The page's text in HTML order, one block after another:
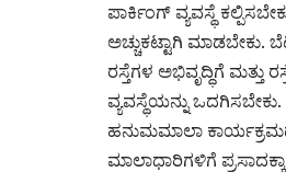
ಪಾರ್ಕಿಂಗ್ ವ್ಯವಸ್ಥೆ
ಅಚ್ಚುಕಟ್ಟಾಗಿ ಮಾಡಬೇಕು.
ರಸ್ತೆಗಳ ಅಭಿವೃದ್ಧಿಗೆ ಮತ್ತು
ವ್ಯವಸ್ಥೆಯನ್ನು
ಹನುಮಮಾಲಾ
ಮಾಲಾಧಾರಿಗಳಿಗೆ